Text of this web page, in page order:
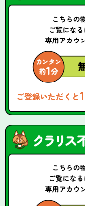
ご登録いただくと